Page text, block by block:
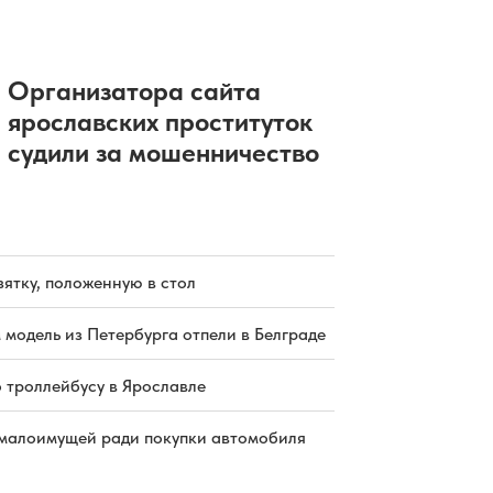
Организатора сайта
ярославских проституток
судили за мошенничество
положенную в стол
из Петербурга отпели в Белграде
троллейбусу в Ярославле
ради покупки автомобиля